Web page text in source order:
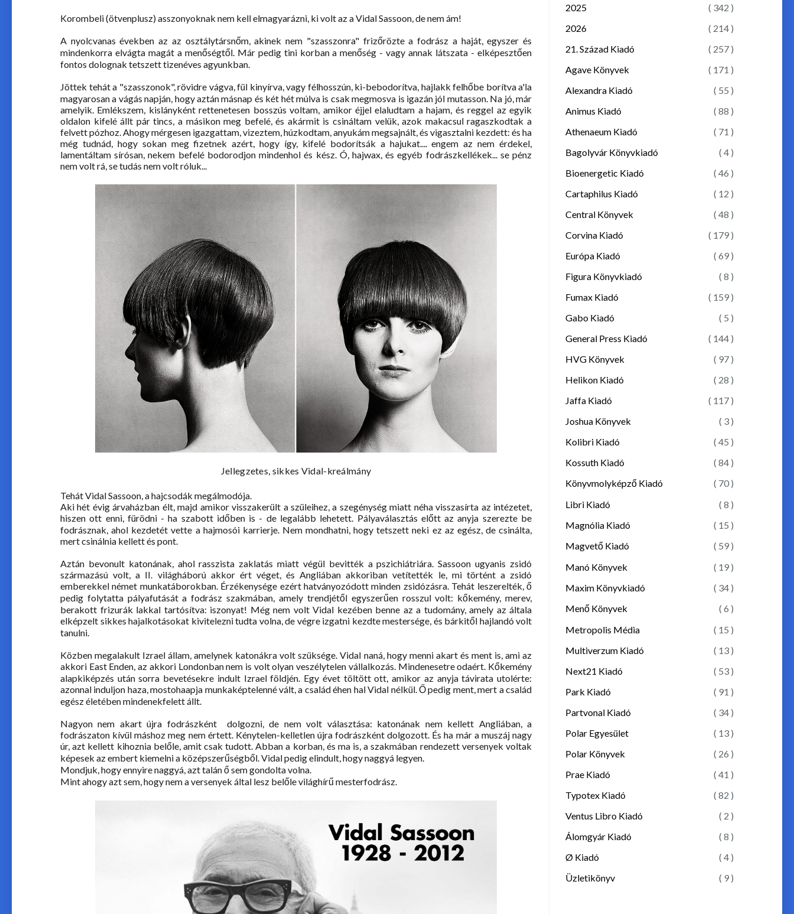
Korombeli (ötvenplusz) asszonyoknak nem kell elmagyarázni, ki volt az a Vidal Sassoon, de nem ám!
A nyolcvanas években az az osztálytársnőm, akinek nem "szasszonra" frizőrözte a fodrász a haját, egyszer és
mindenkorra elvágta magát a menőségtől. Már pedig tini korban a menőség - vagy annak látszata - elképesztően
fontos dolognak tetszett tizenéves agyunkban.
Jöttek tehát a "szasszonok", rövidre vágva, fül kinyírva, vagy félhosszún, ki-bebodorítva, hajlakk felhőbe borítva a'la
magyarosan a vágás napján, hogy aztán másnap és két hét múlva is csak megmosva is igazán jól mutasson. Na jó, már
amelyik. Emlékszem, kislányként rettenetesen bosszús voltam, amikor éjjel elaludtam a hajam, és reggel az egyik
oldalon kifelé állt pár tincs, a másikon meg befelé, és akármit is csináltam velük, azok makacsul ragaszkodtak a
felvett pózhoz. Ahogy mérgesen igazgattam, vizeztem, húzkodtam, anyukám megsajnált, és vigasztalni kezdett: és ha
még tudnád, hogy sokan meg fizetnek azért, hogy így, kifelé bodorítsák a hajukat.... engem az nem érdekel,
lamentáltam sírósan, nekem befelé bodorodjon mindenhol és kész. Ó, hajwax, és egyéb fodrászkellékek... se pénz
nem volt rá, se tudás nem volt róluk...
Jellegzetes, sikkes Vidal-kreálmány
Tehát Vidal Sassoon, a hajcsodák megálmodója.
Aki hét évig árvaházban élt, majd amikor visszakerült a szüleihez, a szegénység miatt néha visszasírta az intézetet,
hiszen ott enni, fürödni - ha szabott időben is - de legalább lehetett. Pályaválasztás előtt az anyja szerezte be
fodrásznak, ahol kezdetét vette a hajmosói karrierje. Nem mondhatni, hogy tetszett neki ez az egész, de csinálta,
mert csinálnia kellett és pont.
Aztán bevonult katonának, ahol rasszista zaklatás miatt végül bevitték a pszichiátriára. Sassoon ugyanis zsidó
származású volt, a II. világháború akkor ért véget, és Angliában akkoriban vetítették le, mi történt a zsidó
emberekkel német munkatáborokban. Érzékenysége ezért hatványozódott minden zsidózásra. Tehát leszerelték, ő
pedig folytatta pályafutását a fodrász szakmában, amely trendjétől egyszerűen rosszul volt: kőkemény, merev,
berakott frizurák lakkal tartósítva: iszonyat! Még nem volt Vidal kezében benne az a tudomány, amely az általa
elképzelt sikkes hajalkotásokat kivitelezni tudta volna, de végre izgatni kezdte mestersége, és bárkitől hajlandó volt
tanulni.
Közben megalakult Izrael állam, amelynek katonákra volt szüksége. Vidal naná, hogy menni akart és ment is, ami az
akkori East Enden, az akkori Londonban nem is volt olyan veszélytelen vállalkozás. Mindenesetre odaért. Kőkemény
alapkiképzés után sorra bevetésekre indult Izrael földjén. Egy évet töltött ott, amikor az anyja távirata utolérte:
azonnal induljon haza, mostohaapja munkaképtelenné vált, a család éhen hal Vidal nélkül. Ő pedig ment, mert a család
egész életében mindenekfelett állt.
Nagyon nem akart újra fodrászként dolgozni, de nem volt választása: katonának nem kellett Angliában, a
fodrászaton kívül máshoz meg nem értett. Kénytelen-kelletlen újra fodrászként dolgozott. És ha már a muszáj nagy
úr, azt kellett kihoznia belőle, amit csak tudott. Abban a korban, és ma is, a szakmában rendezett versenyek voltak
képesek az embert kiemelni a középszerűségből. Vidal pedig elindult, hogy naggyá legyen.
Mondjuk, hogy ennyire naggyá, azt talán ő sem gondolta volna.
Mint ahogy azt sem, hogy nem a versenyek által lesz belőle világhírű mesterfodrász.
2025
( 342 )
2026
( 214 )
21. Század Kiadó
( 257 )
Agave Könyvek
( 171 )
Alexandra Kiadó
( 55 )
Animus Kiadó
( 88 )
Athenaeum Kiadó
( 71 )
Bagolyvár Könyvkiadó
( 4 )
Bioenergetic Kiadó
( 46 )
Cartaphilus Kiadó
( 12 )
Central Könyvek
( 48 )
Corvina Kiadó
( 179 )
Európa Kiadó
( 69 )
Figura Könyvkiadó
( 8 )
Fumax Kiadó
( 159 )
Gabo Kiadó
( 5 )
General Press Kiadó
( 144 )
HVG Könyvek
( 97 )
Helikon Kiadó
( 28 )
Jaffa Kiadó
( 117 )
Joshua Könyvek
( 3 )
Kolibri Kiadó
( 45 )
Kossuth Kiadó
( 84 )
Könyvmolyképző Kiadó
( 70 )
Libri Kiadó
( 8 )
Magnólia Kiadó
( 15 )
Magvető Kiadó
( 59 )
Manó Könyvek
( 19 )
Maxim Könyvkiadó
( 34 )
Menő Könyvek
( 6 )
Metropolis Média
( 15 )
Multiverzum Kiadó
( 13 )
Next21 Kiadó
( 53 )
Park Kiadó
( 91 )
Partvonal Kiadó
( 34 )
Polar Egyesület
( 13 )
Polar Könyvek
( 26 )
Prae Kiadó
( 41 )
Typotex Kiadó
( 82 )
Ventus Libro Kiadó
( 2 )
Álomgyár Kiadó
( 8 )
Ø Kiadó
( 4 )
Üzletikönyv
( 9 )